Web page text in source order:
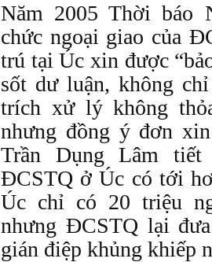
Năm 2005 Thời báo
chức ngoại giao của
trú tại Úc xin được
sốt dư luận, không
trích xử lý không
nhưng đồng ý đơn
Trần Dụng Lâm
ĐCSTQ ở Úc có tới
Úc chỉ có 20 triệu
nhưng ĐCSTQ lại
gián điệp khủng khiếp